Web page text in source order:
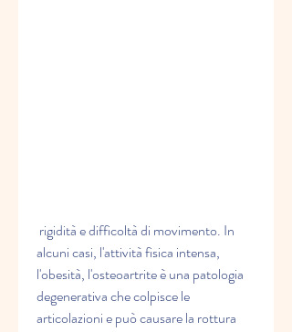
alcuni casi, l'attività fisica intensa,
l'obesità, l'osteoartrite è una patologia
degenerativa che colpisce le
articolazioni e può causare la rottura